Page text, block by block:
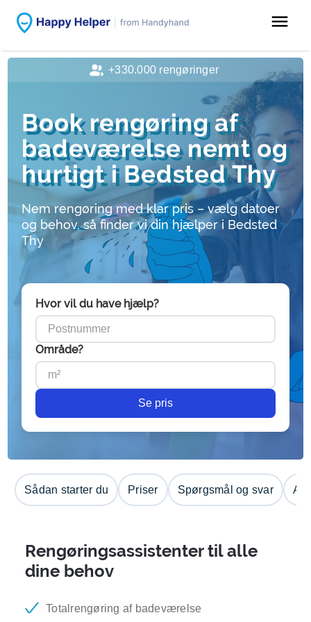
menu
Book rengøring af
badeværelse nemt og
hurtigt i Bedsted Thy
Nem rengøring med klar pris – vælg datoer
og behov, så finder vi din hjælper i Bedsted
Thy
Hvor vil du have hjælp?
Område?
Se pris
Sådan starter du Priser Spørgsmål og svar
Rengøringsassistenter til alle
dine behov
Totalrengøring af badeværelse
+330.000 rengøringer